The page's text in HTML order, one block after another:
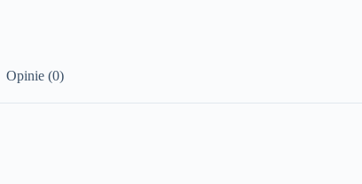
Opinie (0)